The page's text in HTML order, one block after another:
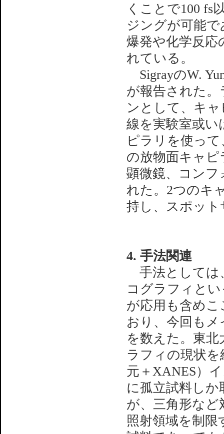
くことで100 fs
ジングが可能
爆発や化学反
れている。
SigrayのW.
が報告された
ンとして、キ
線を実験室或い
ピラリを使っ
の放物面キャピ
顕微鏡、コンフ
れた。2つのキ
持し、スポッ
4. 手法関連
手法としては
コグラフィと
が応用も含め
おり、今回も
を数えた。東
ラフィの現状を
元＋XANES）
に孤立試料し
が、三角形な
照射領域を制